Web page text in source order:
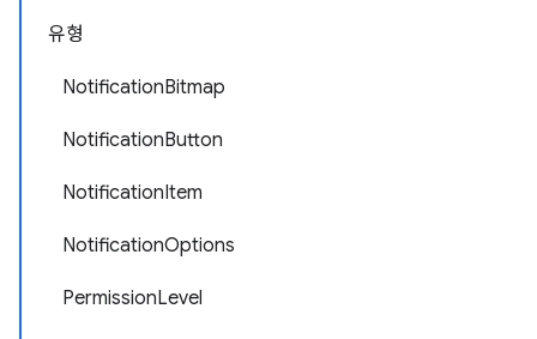
유형
NotificationBitmap
NotificationButton
NotificationItem
NotificationOptions
PermissionLevel